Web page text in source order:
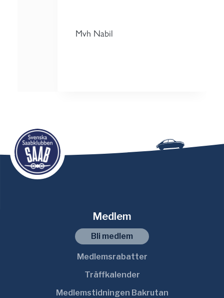
Mvh Nabil
Medlem
Bli medlem
Medlemsrabatter
Träffkalender
Medlemstidningen Bakrutan